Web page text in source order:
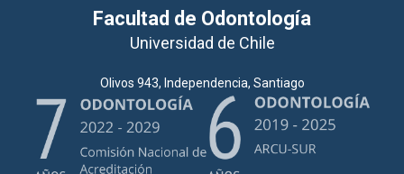
Facultad de Odontología
Universidad de Chile
Olivos 943, Independencia, Santiago